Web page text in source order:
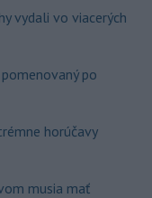
vydali vo viacerých
po
horúčavy
musia mať